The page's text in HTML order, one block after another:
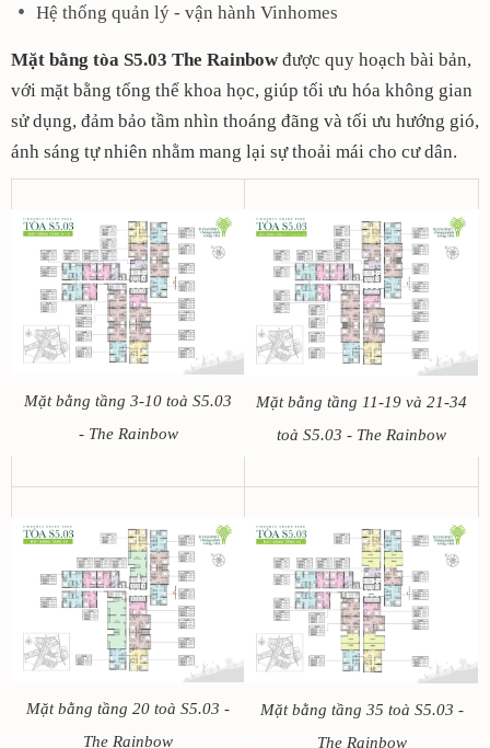
Hệ thống quản lý - vận hành Vinhomes
Mặt bằng tòa S5.03 The Rainbow được quy hoạch bài bản,
với mặt bằng tổng thể khoa học, giúp tối ưu hóa không gian
sử dụng, đảm bảo tầm nhìn thoáng đãng và tối ưu hướng gió,
ánh sáng tự nhiên nhằm mang lại sự thoải mái cho cư dân.
Mặt bằng tầng 3-10 toà S5.03
- The Rainbow
Mặt bằng tầng 11-19 và 21-34
toà S5.03 - The Rainbow
Mặt bằng tầng 20 toà S5.03 -
The Rainbow
Mặt bằng tầng 35 toà S5.03 -
The Rainbow